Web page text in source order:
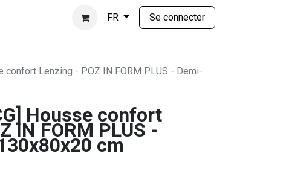
FR Se connecter
confort Lenzing - POZ IN FORM PLUS - Demi-
Housse confort
IN FORM PLUS -
cm